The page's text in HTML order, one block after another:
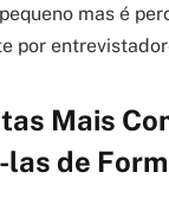
mas é
por
Mais
las de